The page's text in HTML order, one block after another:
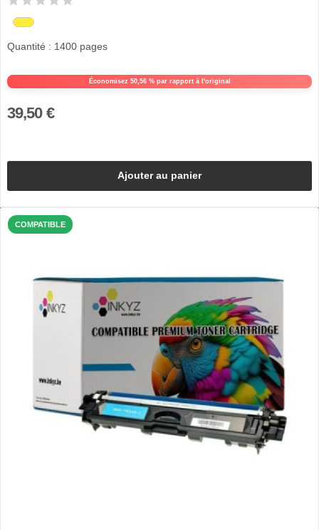
Économisez 50,56 % par rapport à l'original
Quantité : 1400 pages
39,50 €
Ajouter au panier
COMPATIBLE